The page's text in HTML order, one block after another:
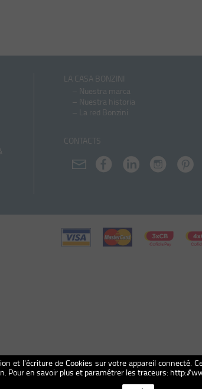
et l'écriture de Cookies sur votre appareil
Pour en savoir plus et paramétrer les traceurs:
LA CASA BONZINI
– Nuestra marca
– Nuestra historia
– La red Bonzini
CONTACTS